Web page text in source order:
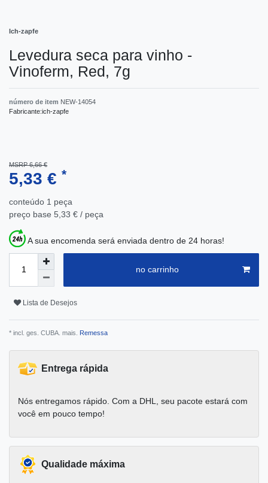
Ich-zapfe
Levedura seca para vinho -
Vinoferm, Red, 7g
número de item NEW-14054
Fabricante:ich-zapfe
MSRP 6,66 €
5,33 € *
conteúdo 1 peça
preço base 5,33 € / peça
A sua encomenda será enviada dentro de 24 horas!
no carrinho
Lista de Desejos
* incl. ges. CUBA. mais. Remessa
Entrega rápida
Nós entregamos rápido. Com a DHL, seu pacote estará com
você em pouco tempo!
Qualidade máxima